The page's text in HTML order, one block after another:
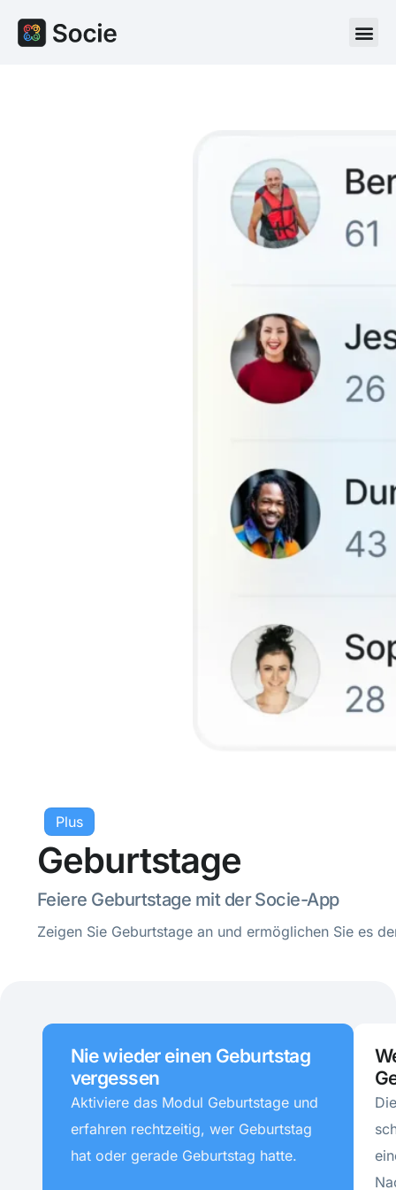
Plus
Geburtstage
Feiere Geburtstage mit der Socie-App
Zeigen Sie Geburtstage an und ermöglichen Sie es
Nie wieder einen Geburtstag
vergessen
Aktiviere das Modul Geburtstage und
erfahren rechtzeitig, wer Geburtstag
hat oder gerade Geburtstag hatte.